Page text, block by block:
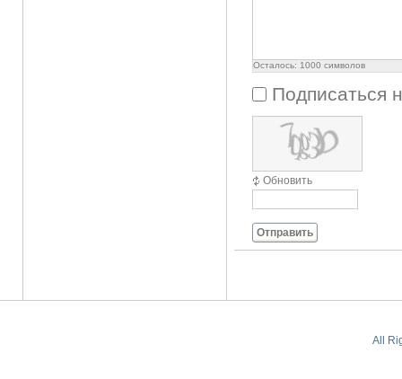
Осталось: 1000 символов
Подписаться
Обновить
Отправить
All